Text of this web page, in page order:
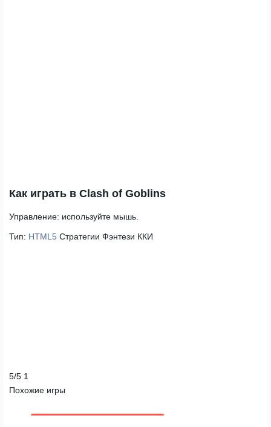
Как играть в Clash of Goblins
Управление: используйте мышь.
Тип: HTML5 Стратегии Фэнтези ККИ
5/5 1
Похожие игры